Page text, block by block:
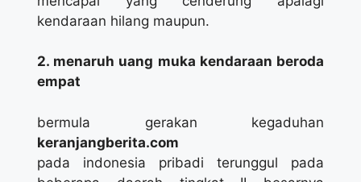
kendaraan hilang maupun.
2. menaruh uang muka kendaraan beroda
empat
bermula gerakan kegaduhan
keranjangberita.com
pada indonesia pribadi terunggul pada